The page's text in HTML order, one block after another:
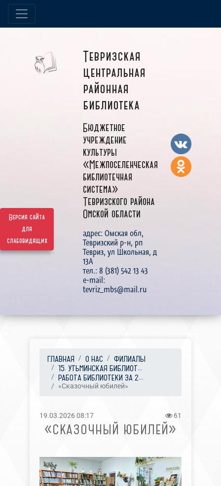
Версия сайта
для
слабовидящих
Тевризская
центральная
районная
библиотека
Бюджетное
учреждение
культуры
«Межпоселенческая
библиотечная
система»
Тевризского района
Омской области
адрес: Омская обл,
Тевризский р-н, рп
Тевриз, ул Школьная, д
13А
тел.: 8 (381) 542 13 43
e-mail:
tevriz_mbs@mail.ru
ГЛАВНАЯ О НАС
ФИЛИАЛЫ
15. УТЬМИНСКАЯ БИБЛИОТ...
РАБОТА БИБЛИОТЕКИ ЗА 2...
«Сказочный юбилей»
19.03.2026 08:17 61
«СКАЗОЧНЫЙ ЮБИЛЕЙ»